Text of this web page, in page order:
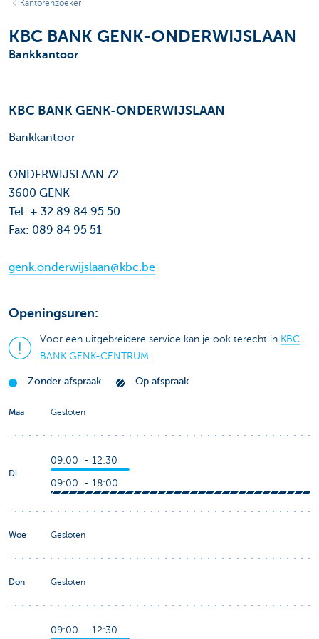
Kantorenzoeker
KBC BANK GENK-ONDERWIJSLAAN
Bankkantoor
KBC BANK GENK-ONDERWIJSLAAN
Bankkantoor
ONDERWIJSLAAN 72
3600 GENK
Tel: + 32 89 84 95 50
Fax: 089 84 95 51
genk.onderwijslaan@kbc.be
Openingsuren:
Voor een uitgebreidere service kan je ook terecht in KBC
BANK GENK-CENTRUM.
Zonder afspraak Op afspraak
Maa Gesloten
Di
09:00 - 12:30
09:00 - 18:00
Woe Gesloten
Don Gesloten
09:00 - 12:30